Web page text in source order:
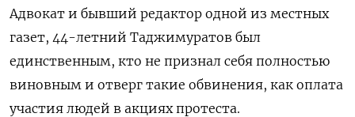
Адвокат и бывший редактор одной из местных
газет, 44-летний Таджимуратов был
единственным, кто не признал себя полностью
виновным и отверг такие обвинения, как оплата
участия людей в акциях протеста.